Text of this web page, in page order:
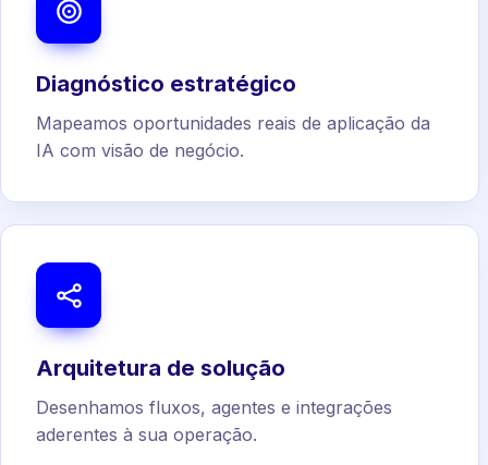
Diagnóstico estratégico
Mapeamos oportunidades reais de aplicação da
IA com visão de negócio.
Arquitetura de solução
Desenhamos fluxos, agentes e integrações
aderentes à sua operação.